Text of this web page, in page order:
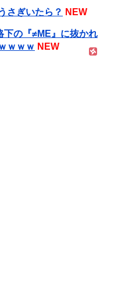
さぎいたら？ NEW
下の『≠ME』に抜かれ
ｗｗｗ NEW